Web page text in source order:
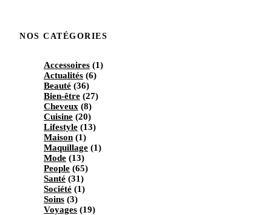
NOS CATÉGORIES
Accessoires (1)
Actualités (6)
Beauté (36)
Bien-être (27)
Cheveux (8)
Cuisine (20)
Lifestyle (13)
Maison (1)
Maquillage (1)
Mode (13)
People (65)
Santé (31)
Société (1)
Soins (3)
Voyages (19)